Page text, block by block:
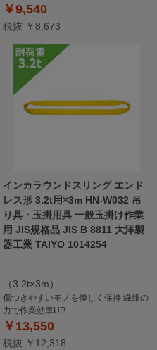
￥9,540
税抜 ￥8,673
インカラウンドスリング エンド
レス形 3.2t用×3m HN-W032 吊
り具・玉掛用具 一般玉掛け作業
用 JIS規格品 JIS B 8811 大洋製
器工業 TAIYO 1014254
（3.2t×3m）
傷つきやすいモノを優しく保持 繊維の
力で作業効率UP
￥13,550
税抜 ￥12,318